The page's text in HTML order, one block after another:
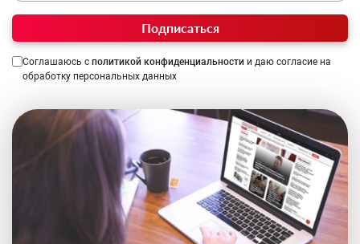
Подписаться
Соглашаюсь с политикой конфиденциальности и даю согласие на
обработку персональных данных